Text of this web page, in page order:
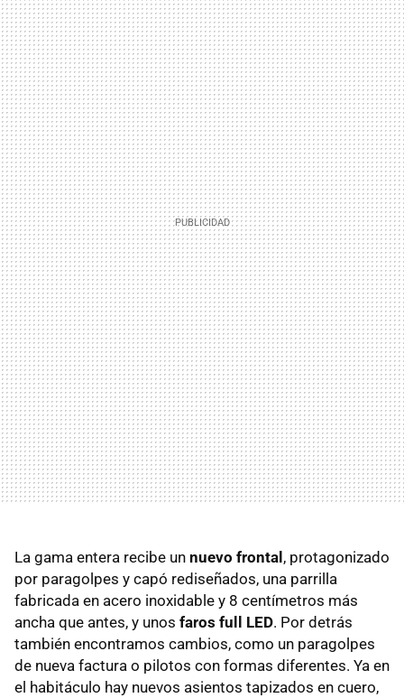
La gama entera recibe un nuevo frontal, protagonizado
por paragolpes y capó rediseñados, una parrilla
fabricada en acero inoxidable y 8 centímetros más
ancha que antes, y unos faros full LED. Por detrás
también encontramos cambios, como un paragolpes
de nueva factura o pilotos con formas diferentes. Ya en
el habitáculo hay nuevos asientos tapizados en cuero,